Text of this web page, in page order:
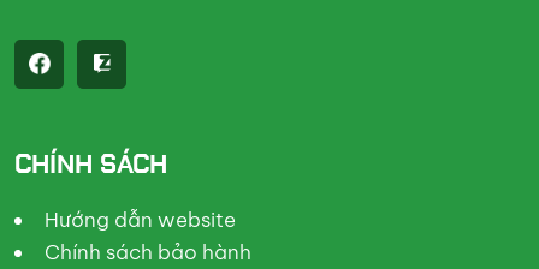
CHÍNH SÁCH
Hướng dẫn website
Chính sách bảo hành